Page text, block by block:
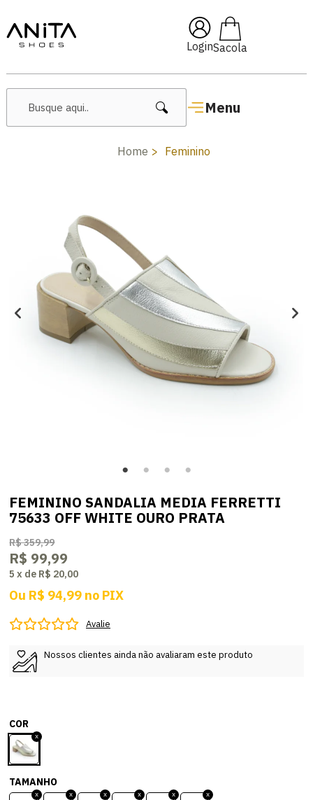
Login
Menu
🔥 Lançamentos Femininos
Home Feminino
FEMININO SANDALIA MEDIA FERRETTI
75633 OFF WHITE OURO PRATA
R$ 359,99
R$ 99,99
5 x de R$ 20,00
Ou R$ 94,99 no PIX
Avalie
Nossos clientes ainda não avaliaram este produto
COR
TAMANHO